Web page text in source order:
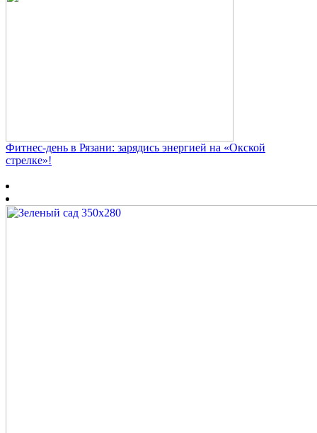
Фитнес‑день в Рязани: зарядись энергией на «Окской
стрелке»!